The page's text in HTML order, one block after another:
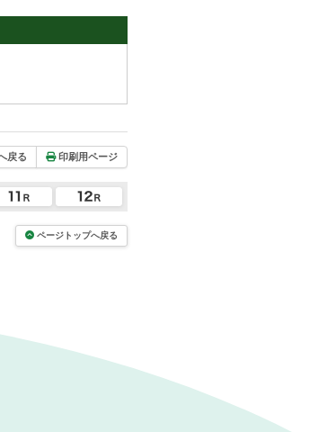
戻る 印刷用ページ
ページトップへ戻る